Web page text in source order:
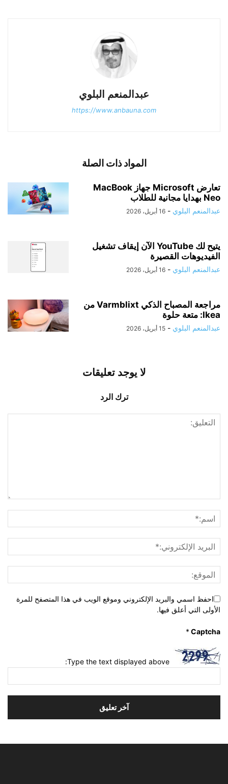
عبدالمنعم البلوي
https://www.anbauna.com
المواد ذات الصلة
تعارض Microsoft جهاز MacBook
Neo بهدايا مجانية للطلاب
عبدالمنعم البلوي - 16 أبريل، 2026
يتيح لك YouTube الآن إيقاف تشغيل
الفيديوهات القصيرة
عبدالمنعم البلوي - 16 أبريل، 2026
مراجعة المصباح الذكي Varmblixt من
Ikea: متعة حلوة
عبدالمنعم البلوي - 15 أبريل، 2026
لا يوجد تعليقات
ترك الرد
احفظ اسمي والبريد الإلكتروني وموقع الويب في هذا المتصفح للمرة
الأولى التي أعلق فيها.
Captcha
*
Type the text displayed above: